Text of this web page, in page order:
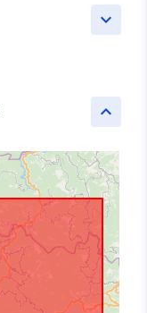
keyboard_arrow_down
keyboard_arrow_up